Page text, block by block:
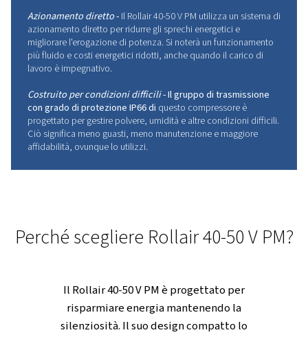
Non aspettare oltre per abbracciare
Contatta l'esperto oggi stesso